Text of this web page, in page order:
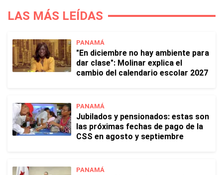
LAS MÁS LEÍDAS
PANAMÁ
"En diciembre no hay ambiente para
dar clase": Molinar explica el
cambio del calendario escolar 2027
PANAMÁ
Jubilados y pensionados: estas son
las próximas fechas de pago de la
CSS en agosto y septiembre
PANAMÁ